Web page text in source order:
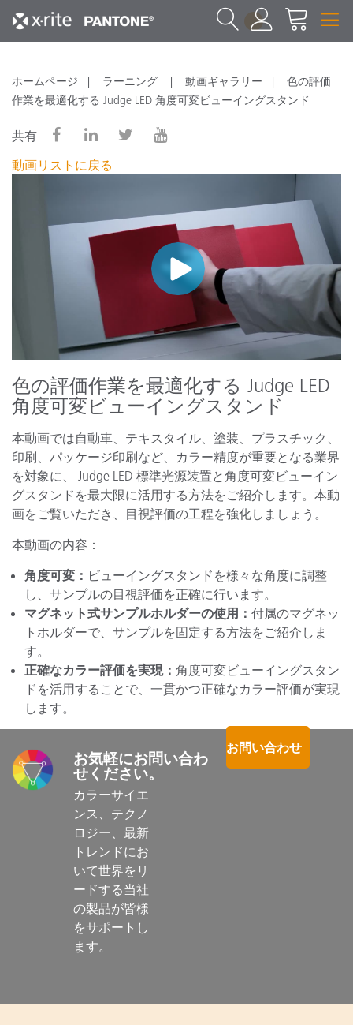
1
ホームページ ラーニング 動画ギャラリー
色の評価
作業を最適化する Judge LED 角度可変ビューイングスタンド
共有
動画リストに戻る
色の評価作業を最適化する Judge LED
角度可変ビューイングスタンド
本動画では自動車、テキスタイル、塗装、プラスチック、
印刷、パッケージ印刷など、カラー精度が重要となる業界
を対象に、 Judge LED 標準光源装置と角度可変ビューイン
グスタンドを最大限に活用する方法をご紹介します。本動
画をご覧いただき、目視評価の工程を強化しましょう。
本動画の内容：
角度可変： ビューイングスタンドを様々な角度に調整
し、サンプルの目視評価を正確に行います。
マグネット式サンプルホルダーの使用： 付属のマグネッ
トホルダーで、サンプルを固定する方法をご紹介しま
す。
正確なカラー評価を実現： 角度可変ビューイングスタン
ドを活用することで、一貫かつ正確なカラー評価が実現
します。
お気軽にお問い合わ
せください。
カラーサイエ
ンス、テクノ
ロジー、最新
トレンドにお
いて世界をリ
ードする当社
の製品が皆様
をサポートし
ます。
お問い合わせ